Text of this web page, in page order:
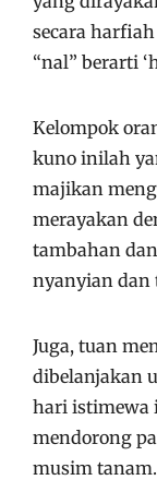
secara
“nal” berarti
Kelompok
kuno inilah
majikan
merayakan
tambahan
nyanyian dan
Juga, tuan
dibelanjakan
hari istimewa
mendorong
musim tanam.